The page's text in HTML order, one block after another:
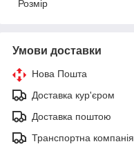
Розмір
Умови доставки
Нова Пошта
Доставка кур'єром
Доставка поштою
Транспортна компанія